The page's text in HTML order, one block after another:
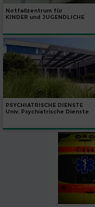
Notfallzentrum für
KINDER und JUGENDLICHE
PSYCHIATRISCHE DIENSTE
Univ. Psychiatrische Dienste